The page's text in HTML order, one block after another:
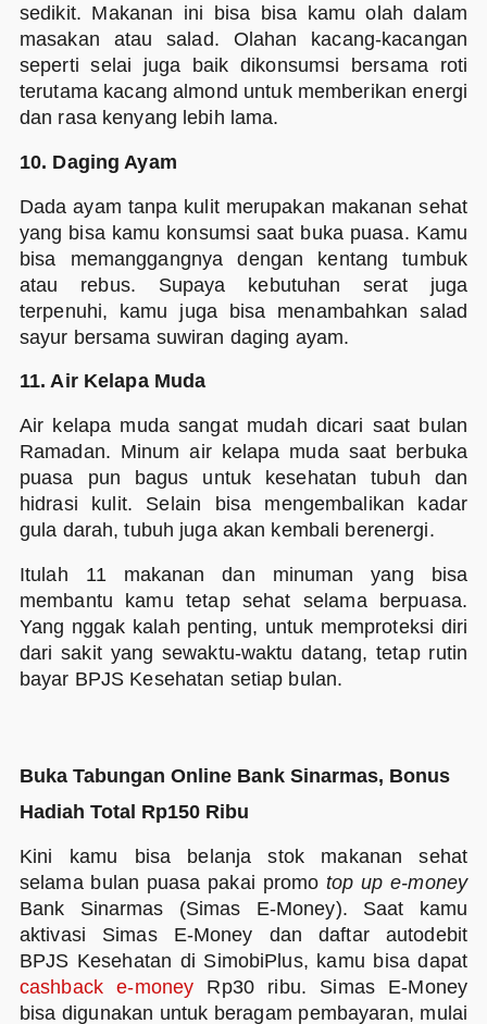
sedikit. Makanan ini bisa bisa kamu olah dalam
masakan atau salad. Olahan kacang-kacangan
seperti selai juga baik dikonsumsi bersama roti
terutama kacang almond untuk memberikan energi
dan rasa kenyang lebih lama.
10. Daging Ayam
Dada ayam tanpa kulit merupakan makanan sehat
yang bisa kamu konsumsi saat buka puasa. Kamu
bisa memanggangnya dengan kentang tumbuk
atau rebus. Supaya kebutuhan serat juga
terpenuhi, kamu juga bisa menambahkan salad
sayur bersama suwiran daging ayam.
11. Air Kelapa Muda
Air kelapa muda sangat mudah dicari saat bulan
Ramadan. Minum air kelapa muda saat berbuka
puasa pun bagus untuk kesehatan tubuh dan
hidrasi kulit. Selain bisa mengembalikan kadar
gula darah, tubuh juga akan kembali berenergi.
Itulah 11 makanan dan minuman yang bisa
membantu kamu tetap sehat selama berpuasa.
Yang nggak kalah penting, untuk memproteksi diri
dari sakit yang sewaktu-waktu datang, tetap rutin
bayar BPJS Kesehatan setiap bulan.
Buka Tabungan Online Bank Sinarmas, Bonus
Hadiah Total Rp150 Ribu
Kini kamu bisa belanja stok makanan sehat
selama bulan puasa pakai promotop up e-money
Bank Sinarmas (Simas E-Money). Saat kamu
aktivasi Simas E-Money dan daftar autodebit
BPJS Kesehatan di SimobiPlus, kamu bisa dapat
cashback e-money Rp30 ribu. Simas E-Money
bisa digunakan untuk beragam pembayaran, mulai